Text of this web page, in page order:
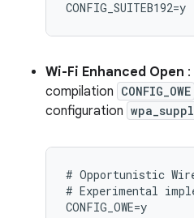
Wi-Fi Enhanced Open
compilation CONFIG_OWE
configuration
# Opportunistic
# Experimental